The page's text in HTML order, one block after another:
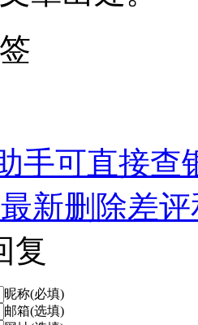
手可直接查
新删除差
复
昵称(必填)
邮箱(选填)